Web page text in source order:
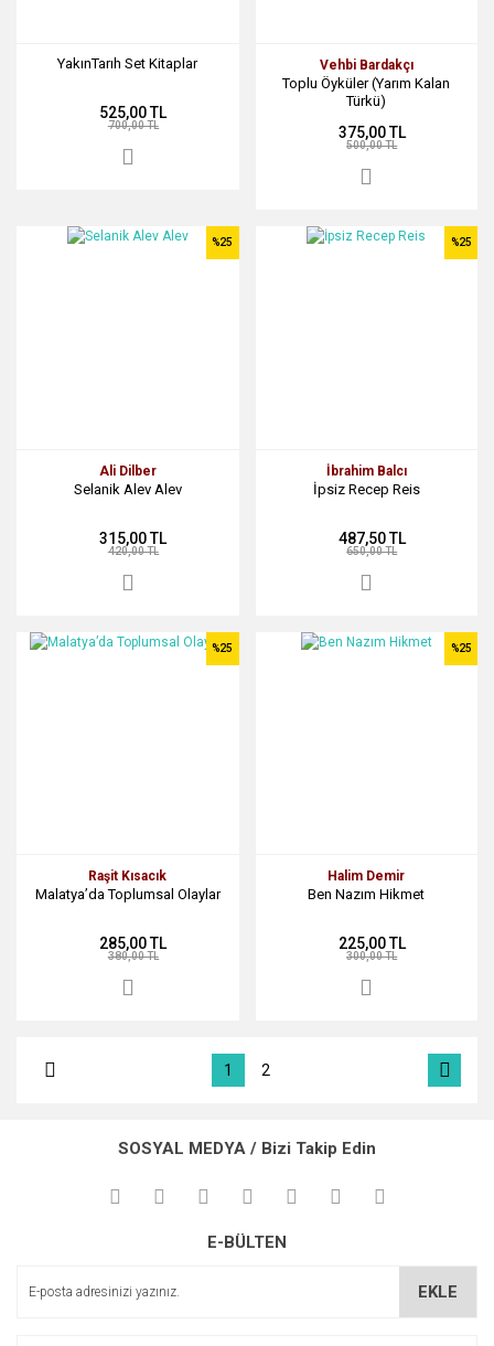
YakınTarıh Set Kitaplar
525,00 TL
700,00 TL
Vehbi Bardakçı
Toplu Öyküler (Yarım Kalan
Türkü)
375,00 TL
500,00 TL
Ali Dilber
Selanik Alev Alev
%25
315,00 TL
420,00 TL
İbrahim Balcı
İpsiz Recep Reis
%25
487,50 TL
650,00 TL
Raşit Kısacık
Malatya’da Toplumsal Olaylar
%25
285,00 TL
380,00 TL
Halim Demir
Ben Nazım Hikmet
%25
225,00 TL
300,00 TL
1 2
SOSYAL MEDYA / Bizi Takip Edin
E-BÜLTEN
EKLE